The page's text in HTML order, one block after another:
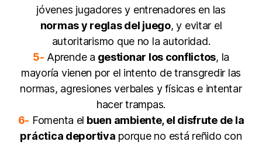
jóvenes jugadores y entrenadores en las
normas y reglas del juego, y evitar el
autoritarismo que no la autoridad.
5- Aprende a gestionar los conflictos, la
mayoría vienen por el intento de transgredir las
normas, agresiones verbales y físicas e intentar
hacer trampas.
6- Fomenta el buen ambiente, el disfrute de la
práctica deportiva porque no está reñido con